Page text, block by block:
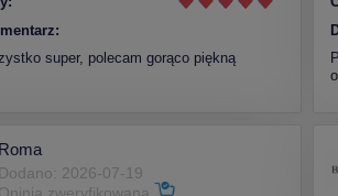
super, polecam gorąco piękną
Roma
Dodano: 2026-07-19
Opinia zweryfikowana